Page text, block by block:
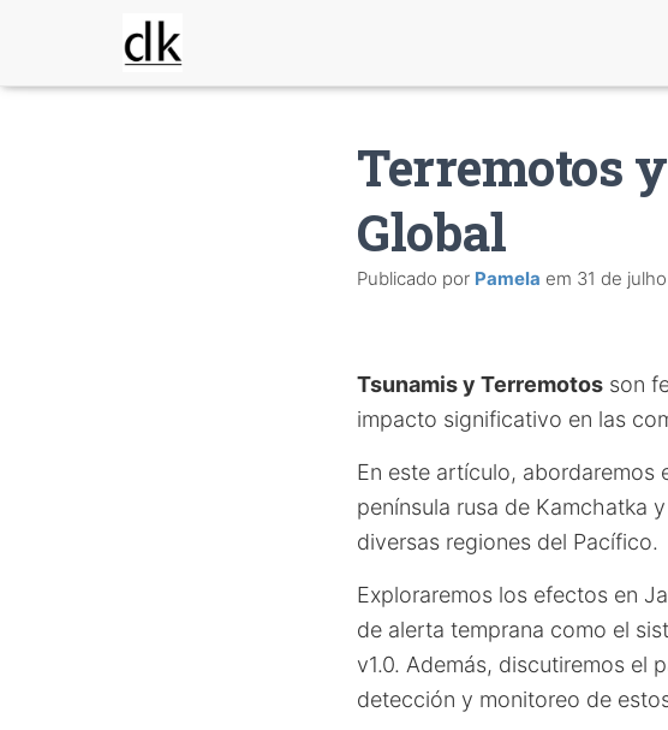
Terremotos
Global
Publicado por Pamela em 31 de
Tsunamis y Terremotos son
impacto significativo en las
En este artículo, abordaremos
península rusa de Kamchatka
diversas regiones del Pacífico.
Exploraremos los efectos en
de alerta temprana como el
v1.0. Además, discutiremos el
detección y monitoreo de